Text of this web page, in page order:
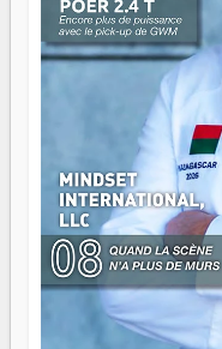
même sens.